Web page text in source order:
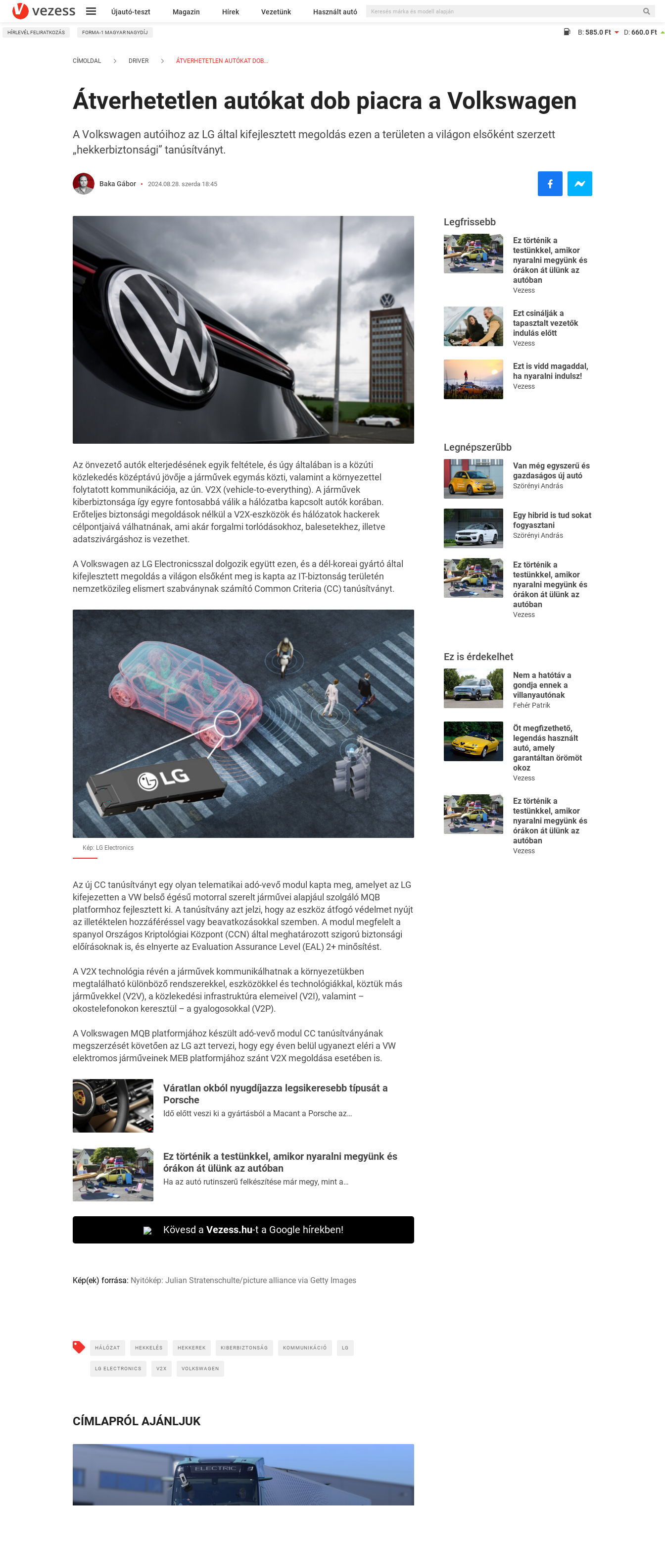
Újautó-teszt Magazin Hírek Vezetünk Használt autó
Kresz
HÍRLEVÉL FELIRATKOZÁS FORMA-1 MAGYAR NAGYDÍJ B:585.0 Ft D:660.0 Ft
CÍMOLDAL DRIVER ÁTVERHETETLEN AUTÓKAT DOB...
Átverhetetlen autókat dob piacra a Volkswagen
A Volkswagen autóihoz az LG által kifejlesztett megoldás ezen a területen a világon elsőként szerzett
„hekkerbiztonsági” tanúsítványt.
Baka Gábor 2024.08.28. szerda 18:45
Az önvezető autók elterjedésének egyik feltétele, és úgy általában is a közúti
közlekedés középtávú jövője a járművek egymás közti, valamint a környezettel
folytatott kommunikációja, az ún. V2X (vehicle-to-everything). A járművek
kiberbiztonsága így egyre fontosabbá válik a hálózatba kapcsolt autók korában.
Erőteljes biztonsági megoldások nélkül a V2X-eszközök és hálózatok hackerek
célpontjaivá válhatnának, ami akár forgalmi torlódásokhoz, balesetekhez, illetve
adatszivárgáshoz is vezethet.
A Volkswagen az LG Electronicsszal dolgozik együtt ezen, és a dél-koreai gyártó által
kifejlesztett megoldás a világon elsőként meg is kapta az IT-biztonság területén
nemzetközileg elismert szabványnak számító Common Criteria (CC) tanúsítványt.
Kép: LG Electronics
Az új CC tanúsítványt egy olyan telematikai adó-vevő modul kapta meg, amelyet az LG
kifejezetten a VW belső égésű motorral szerelt járművei alapjául szolgáló MQB
platformhoz fejlesztett ki. A tanúsítvány azt jelzi, hogy az eszköz átfogó védelmet nyújt
az illetéktelen hozzáféréssel vagy beavatkozásokkal szemben. A modul megfelelt a
spanyol Országos Kriptológiai Központ (CCN) által meghatározott szigorú biztonsági
előírásoknak is, és elnyerte az Evaluation Assurance Level (EAL) 2+ minősítést.
A V2X technológia révén a járművek kommunikálhatnak a környezetükben
megtalálható különböző rendszerekkel, eszközökkel és technológiákkal, köztük más
járművekkel (V2V), a közlekedési infrastruktúra elemeivel (V2I), valamint –
okostelefonokon keresztül – a gyalogosokkal (V2P).
A Volkswagen MQB platformjához készült adó-vevő modul CC tanúsítványának
megszerzését követően az LG azt tervezi, hogy egy éven belül ugyanezt eléri a VW
elektromos járműveinek MEB platformjához szánt V2X megoldása esetében is.
Váratlan okból nyugdíjazza legsikeresebb típusát a
Porsche
Idő előtt veszi ki a gyártásból a Macant a Porsche az…
Ez történik a testünkkel, amikor nyaralni megyünk és
órákon át ülünk az autóban
Ha az autó rutinszerű felkészítése már megy, mint a…
Kövesd a Vezess.hu-t a Google hírekben!
Kép(ek) forrása: Nyitókép: Julian Stratenschulte/picture alliance via Getty Images
HÁLÓZAT HEKKELÉS HEKKEREK KIBERBIZTONSÁG KOMMUNIKÁCIÓ LG
LG ELECTRONICS V2X VOLKSWAGEN
CÍMLAPRÓL AJÁNLJUK
Legfrissebb
Ez történik a
testünkkel, amikor
nyaralni megyünk és
órákon át ülünk az
autóban
Vezess
Ezt csinálják a
tapasztalt vezetők
indulás előtt
Vezess
Ezt is vidd magaddal,
ha nyaralni indulsz!
Vezess
Legnépszerűbb
Van még egyszerű és
gazdaságos új autó
Szörényi András
Egy hibrid is tud sokat
fogyasztani
Szörényi András
Ez történik a
testünkkel, amikor
nyaralni megyünk és
órákon át ülünk az
autóban
Vezess
Ez is érdekelhet
Nem a hatótáv a
gondja ennek a
villanyautónak
Fehér Patrik
Öt megfizethető,
legendás használt
autó, amely
garantáltan örömöt
okoz
Vezess
Ez történik a
testünkkel, amikor
nyaralni megyünk és
órákon át ülünk az
autóban
Vezess